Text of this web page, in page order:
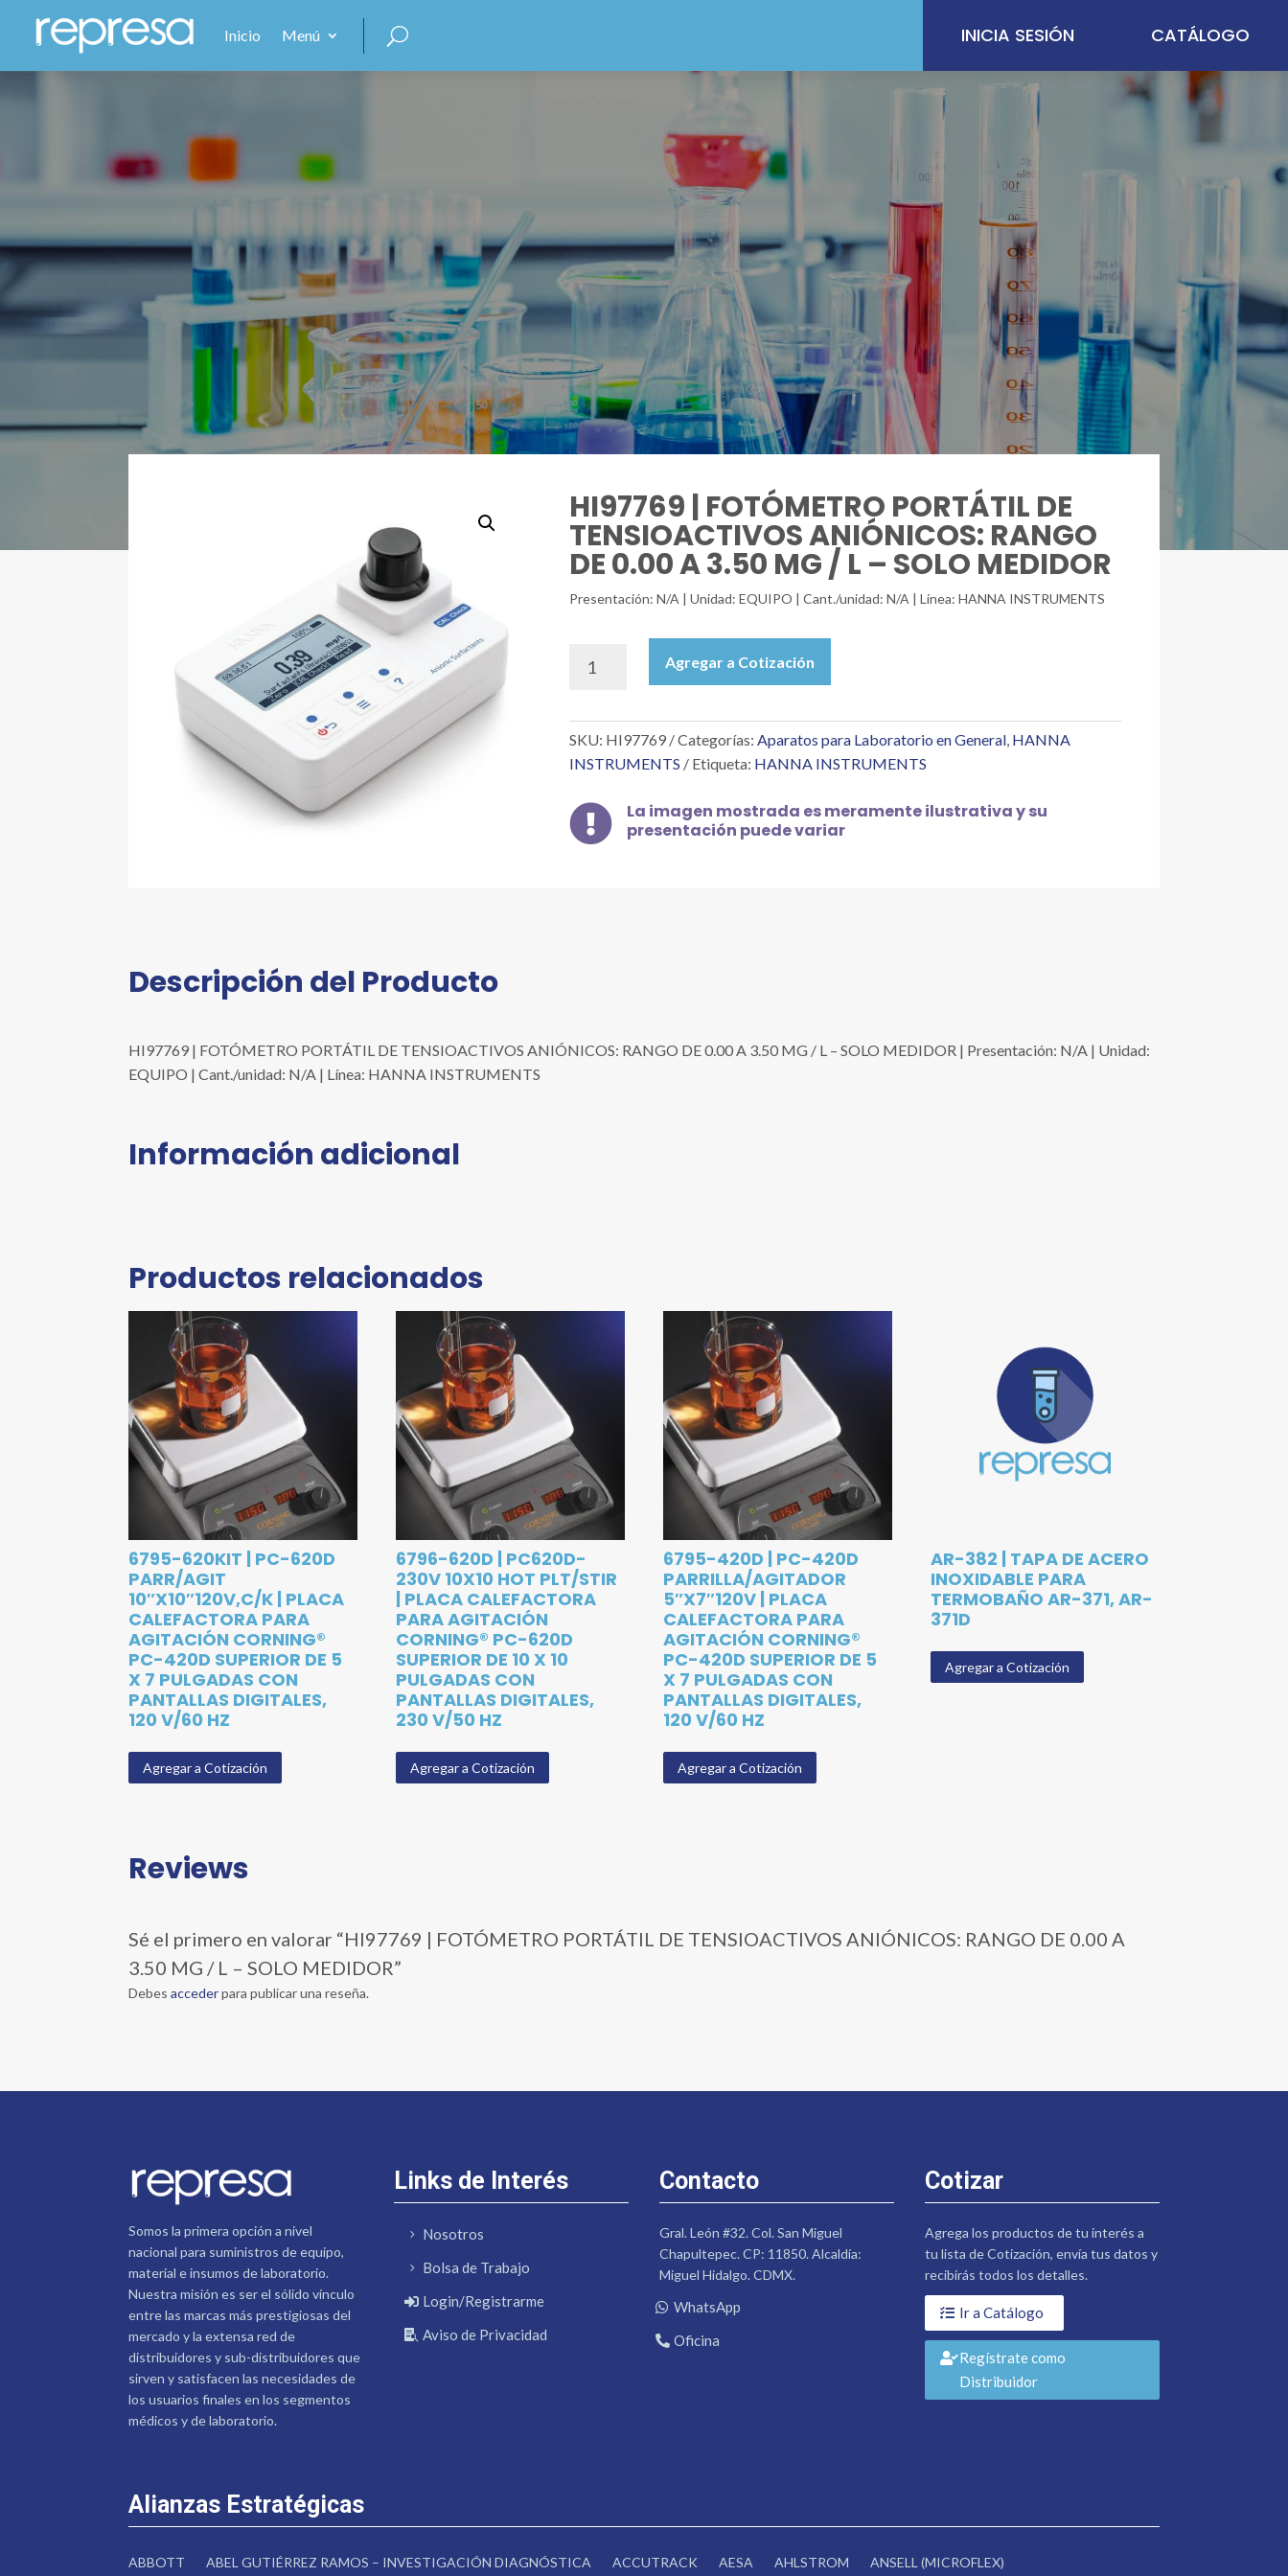
Inicio Menú INICIA SESIÓN CATÁLOGO
HI97769 | FOTÓMETRO PORTÁTIL DE
TENSIOACTIVOS ANIÓNICOS: RANGO
DE 0.00 A 3.50 MG / L – SOLO MEDIDOR
Presentación: N/A | Unidad: EQUIPO | Cant./unidad: N/A | Línea: HANNA INSTRUMENTS
PORTÁTIL
DE
TENSIOACTIVOS
RANGO
DE
0.00
cantidad
Agregar a Cotización
SKU: HI97769 Categorías:Aparatos para Laboratorio en General, HANNA
INSTRUMENTS
Etiqueta: HANNA INSTRUMENTS

La imagen mostrada es meramente ilustrativa y su
presentación puede variar
Descripción del Producto
HI97769 | FOTÓMETRO PORTÁTIL DE TENSIOACTIVOS ANIÓNICOS: RANGO DE 0.00 A 3.50 MG / L – SOLO MEDIDOR | Presentación: N/A | Unidad:
EQUIPO | Cant./unidad: N/A | Línea: HANNA INSTRUMENTS
Información adicional
Productos relacionados
6795-620KIT | PC-620D
PARR/AGIT
10″X10″120V,C/K | PLACA
CALEFACTORA PARA
AGITACIÓN CORNING®
PC-420D SUPERIOR DE 5
X 7 PULGADAS CON
PANTALLAS DIGITALES,
120 V/60 HZ
Agregar a Cotización
6796-620D | PC620D-
230V 10X10 HOT PLT/STIR
| PLACA CALEFACTORA
PARA AGITACIÓN
CORNING® PC-620D
SUPERIOR DE 10 X 10
PULGADAS CON
PANTALLAS DIGITALES,
230 V/50 HZ
Agregar a Cotización
6795-420D | PC-420D
PARRILLA/AGITADOR
5″X7″120V | PLACA
CALEFACTORA PARA
AGITACIÓN CORNING®
PC-420D SUPERIOR DE 5
X 7 PULGADAS CON
PANTALLAS DIGITALES,
120 V/60 HZ
Agregar a Cotización
AR-382 | TAPA DE ACERO
INOXIDABLE PARA
TERMOBAÑO AR-371, AR-
371D
Agregar a Cotización
Reviews
Sé el primero en valorar “HI97769 | FOTÓMETRO PORTÁTIL DE TENSIOACTIVOS ANIÓNICOS: RANGO DE 0.00 A
3.50 MG / L – SOLO MEDIDOR”
Debesaccederpara publicar una reseña.
Somos la primera opción a nivel
nacional para suministros de equipo,
material e insumos de laboratorio.
Nuestra misión es ser el sólido vínculo
entre las marcas más prestigiosas del
mercado y la extensa red de
distribuidores y sub-distribuidores que
sirven y satisfacen las necesidades de
los usuarios finales en los segmentos
médicos y de laboratorio.
Links de Interés
Nosotros
Bolsa de Trabajo
Login/Registrarme
Aviso de Privacidad
Contacto
Gral. León #32. Col. San Miguel
Chapultepec. CP: 11850. Alcaldía:
Miguel Hidalgo. CDMX.
WhatsApp
Oficina
Cotizar
Agrega los productos de tu interés a
tu lista de Cotización, envía tus datos y
recibirás todos los detalles.
Ir a Catálogo
Regístrate como
Distribuidor
Alianzas Estratégicas
ABBOTT ABEL GUTIÉRREZ RAMOS – INVESTIGACIÓN DIAGNÓSTICA ACCUTRACK AESA AHLSTROM ANSELL (MICROFLEX)